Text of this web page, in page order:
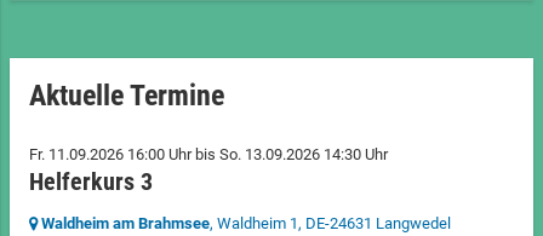
Aktuelle Termine
Fr. 11.09.2026 16:00 Uhr bis So. 13.09.2026 14:30 Uhr
Helferkurs 3
Waldheim am Brahmsee, Waldheim 1, DE-24631 Langwedel